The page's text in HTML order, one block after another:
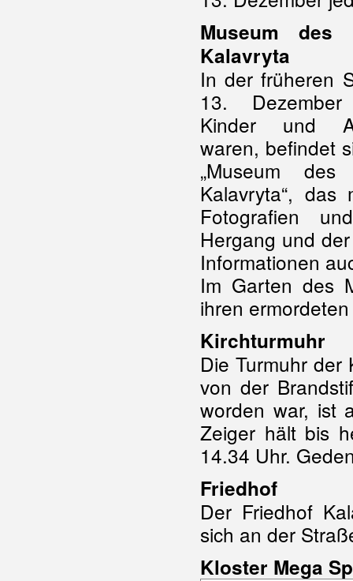
Museum des
Kalavryta
In der früheren
13.
Kinder und
waren, befindet
„Museum
Kalavryta“, das
Fotografien
Hergang und
Informationen
Im Garten des
ihren
Kirchturmuhr
Die Turmuhr
von der
worden war, ist
Zeiger hält bis
14.34 Uhr.
Friedhof
Der Friedhof
sich an der
Kloster Mega